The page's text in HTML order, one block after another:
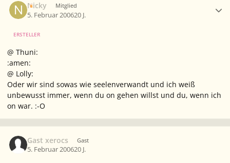
Nicky Mitglied
5. Februar 200620 J.
ERSTELLER
@ Thuni:
:amen:
@ Lolly:
Oder wir sind sowas wie seelenverwandt und ich weiß
unbewusst immer, wenn du on gehen willst und du, wenn ich
on war. :-O
Gast xerocs Gast
5. Februar 200620 J.